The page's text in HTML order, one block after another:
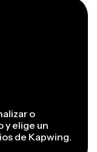
o
y elige un
de Kapwing.